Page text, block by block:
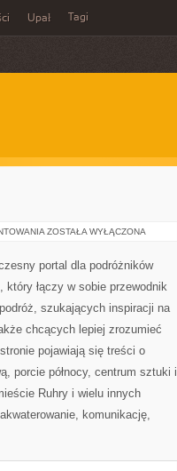
Upał Tagi
DORTMUND
ZOSTAŁA WYŁĄCZONA
portal dla podróżników
który łączy w sobie przewodnik
szukających inspiracji na
chcących lepiej zrozumieć
pojawiają się treści o
porcie północy, centrum sztuki i
Ruhry i wielu innych
komunikację,